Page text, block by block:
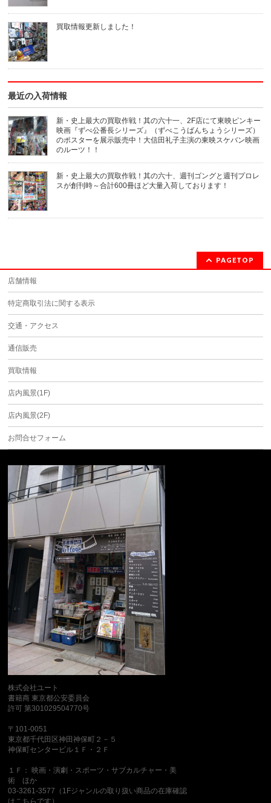
送
信
(新
し
い
ウ
ィ
ン
ド
ウ
開
き
ま
す)
ン
ド
ウ
で
開
き
ま
す)
買取情報更新しました！
最近の入荷情報
新・史上最大の買取作戦！其の六十一、2F店にて東映ピンキー
映画『ずべ公番長シリーズ』（ずべこうばんちょうシリーズ）
のポスターを展示販売中！大信田礼子主演の東映スケバン映画
のルーツ！！
新・史上最大の買取作戦！其の六十、週刊ゴングと週刊プロレ
スが創刊時～合計600冊ほど大量入荷しております！
PAGETOP
店舗情報
特定商取引法に関する表示
交通・アクセス
通信販売
買取情報
店内風景(1F)
店内風景(2F)
お問合せフォーム
株式会社ユート
書籍商 東京都公安委員会
許可 第301029504770号
〒101-0051
東京都千代田区神田神保町２－５
神保町センタービル１Ｆ・２Ｆ
１Ｆ： 映画・演劇・スポーツ・サブカルチャー・美
術 ほか
03-3261-3577（1Fジャンルの取り扱い商品の在庫確認
はこちらです）